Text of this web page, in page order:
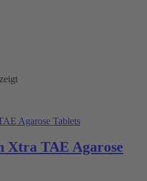
Xtra TAE Agarose